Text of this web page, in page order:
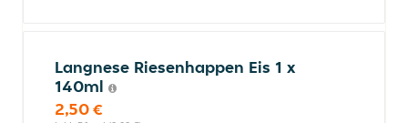
Langnese Riesenhappen Eis 1 x
140ml
2,50 €